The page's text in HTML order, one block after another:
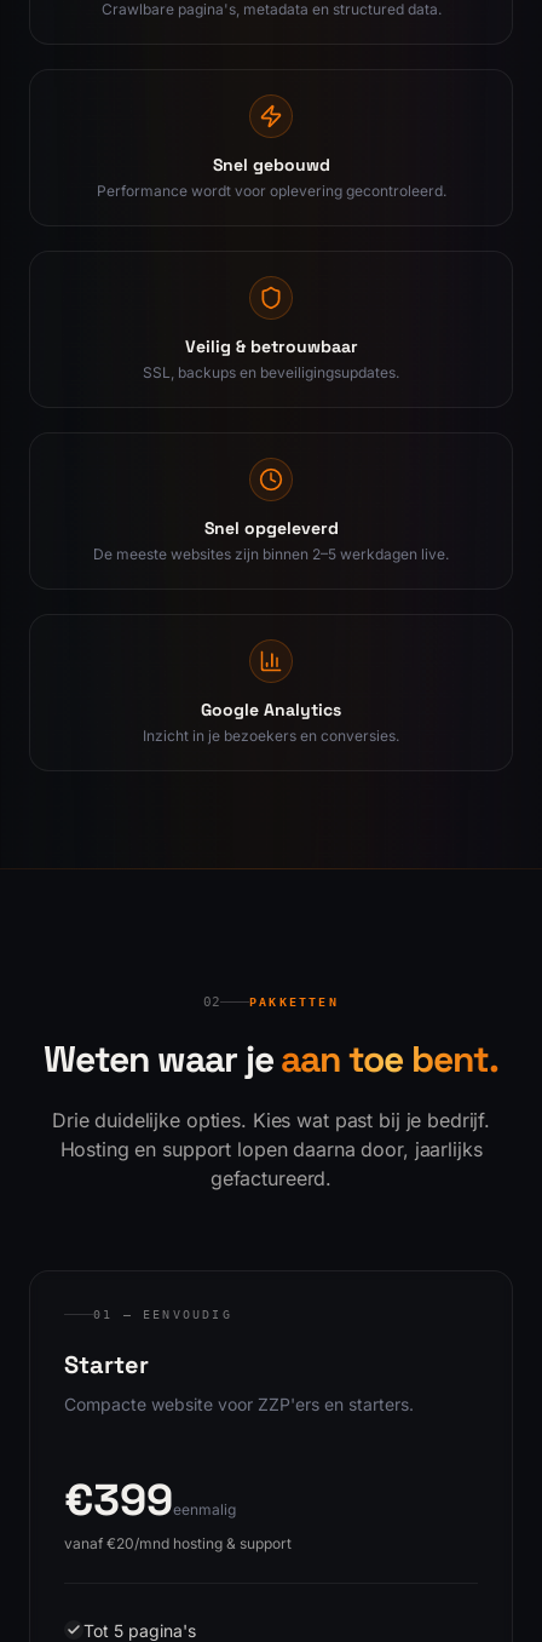
Crawlbare pagina's, metadata en structured data.
Snel gebouwd
Performance wordt voor oplevering gecontroleerd.
Veilig & betrouwbaar
SSL, backups en beveiligingsupdates.
Snel opgeleverd
De meeste websites zijn binnen 2–5 werkdagen live.
Google Analytics
Inzicht in je bezoekers en conversies.
02 PAKKETTEN
Weten waar jeaan toe bent.
Drie duidelijke opties. Kies wat past bij je bedrijf.
Hosting en support lopen daarna door, jaarlijks
gefactureerd.
01 — EENVOUDIG
Starter
Compacte website voor ZZP'ers en starters.
€399eenmalig
vanaf €20/mnd hosting & support
Tot 5 pagina's